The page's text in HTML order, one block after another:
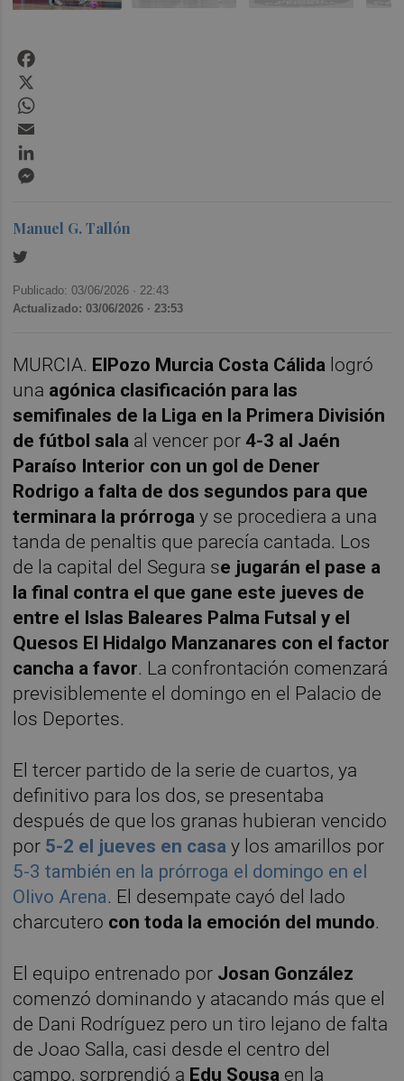
Manuel G. Tallón
Publicado: 03/06/2026 · 22:43
Actualizado: 03/06/2026 · 23:53
MURCIA. ElPozo Murcia Costa Cálida logró
una agónica clasificación para las
semifinales de la Liga en la Primera División
de fútbol sala al vencer por 4-3 al Jaén
Paraíso Interior con un gol de Dener
Rodrigo a falta de dos segundos para que
terminara la prórrogay se procediera a una
tanda de penaltis que parecía cantada. Los
de la capital del Segura se jugarán el pase a
la final contra el que gane este jueves de
entre el Islas Baleares Palma Futsal y el
Quesos El Hidalgo Manzanares con el factor
cancha a favor. La confrontación comenzará
previsiblemente el domingo en el Palacio de
los Deportes.
El tercer partido de la serie de cuartos, ya
definitivo para los dos, se presentaba
después de que los granas hubieran vencido
por 5-2 el jueves en casa y los amarillos por
5-3 también en la prórroga el domingo en el
Olivo Arena. El desempate cayó del lado
charcutero con toda la emoción del mundo.
El equipo entrenado por Josan González
comenzó dominando y atacando más que el
de Dani Rodríguez pero un tiro lejano de falta
de Joao Salla, casi desde el centro del
campo, sorprendió a Edu Sousa en la